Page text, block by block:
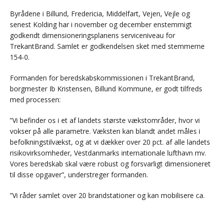
Byrådene i Billund, Fredericia, Middelfart, Vejen, Vejle og
senest Kolding har i november og december enstemmigt
godkendt dimensioneringsplanens serviceniveau for
TrekantBrand. Samlet er godkendelsen sket med stemmerne
154-0.
Formanden for beredskabskommissionen i TrekantBrand,
borgmester Ib Kristensen, Billund Kommune, er godt tilfreds
med processen:
”Vi befinder os i et af landets største vækstområder, hvor vi
vokser på alle parametre. Væksten kan blandt andet måles i
befolkningstilvækst, og at vi dækker over 20 pct. af alle landets
risikovirksomheder, Vestdanmarks internationale lufthavn mv.
Vores beredskab skal være robust og forsvarligt dimensioneret
til disse opgaver”, understreger formanden.
”Vi råder samlet over 20 brandstationer og kan mobilisere ca.